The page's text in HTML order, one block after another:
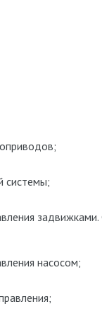
системы;
насосом;